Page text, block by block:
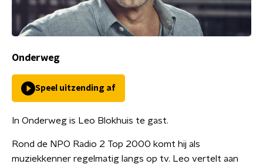
Onderweg
Speel uitzending af
In Onderweg is Leo Blokhuis te gast.
Rond de NPO Radio 2 Top 2000 komt hij als
muziekkenner regelmatig langs op tv. Leo vertelt aan